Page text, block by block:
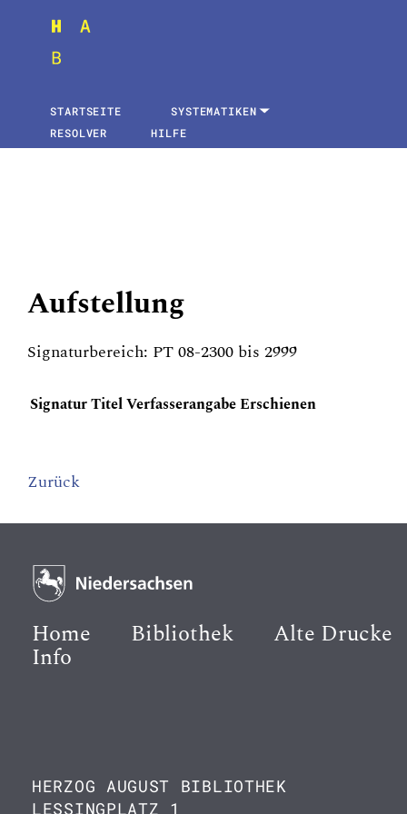
STARTSEITE
SYSTEMATIKEN
RESOLVER
HILFE
Aufstellung
Signaturbereich: PT 08-2300 bis 2999
SignaturTitelVerfasserangabeErschienen
Zurück
Home Bibliothek Alte Drucke
Info
HERZOG AUGUST BIBLIOTHEK
LESSINGPLATZ 1